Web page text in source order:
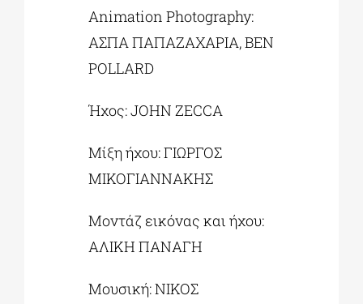
Animation Photography:
ΑΣΠΑ ΠΑΠΑΖΑΧΑΡΙΑ, BEN
POLLARD
Ήχος: JOHN ZECCA
Μίξη ήχου: ΓΙΩΡΓΟΣ
ΜΙΚΟΓΙΑΝΝΑΚΗΣ
Μοντάζ εικόνας και ήχου:
ΑΛΙΚΗ ΠΑΝΑΓΗ
Μουσική: ΝΙΚΟΣ